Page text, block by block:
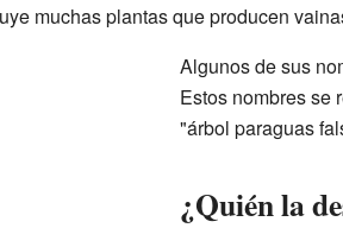
muchas plantas que producen
Algunos de sus
Estos nombres se
"árbol paraguas
¿Quién la